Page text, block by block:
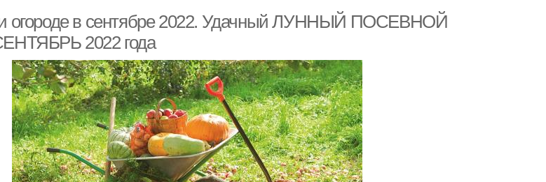
и огороде в сентябре 2022. Удачный ЛУННЫЙ ПОСЕВНОЙ
2022 года